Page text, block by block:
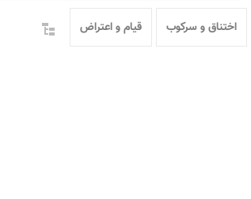
اختناق و سرکوب قیام و اعتراض